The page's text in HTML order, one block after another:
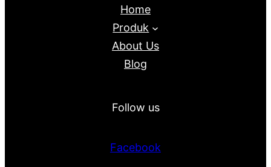
Home
Produk
About Us
Blog
Follow us
Facebook